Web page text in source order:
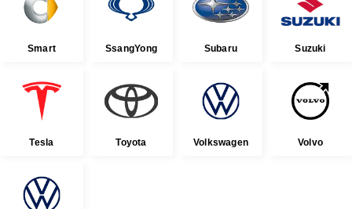
Smart SsangYong Subaru Suzuki
Tesla Toyota Volkswagen Volvo